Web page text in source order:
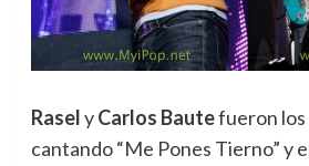
RaselyCarlos Bautefueron los
cantando “Me Pones Tierno” y